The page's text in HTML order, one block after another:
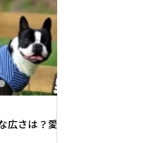
広さは？愛犬の大きさ別・最適面